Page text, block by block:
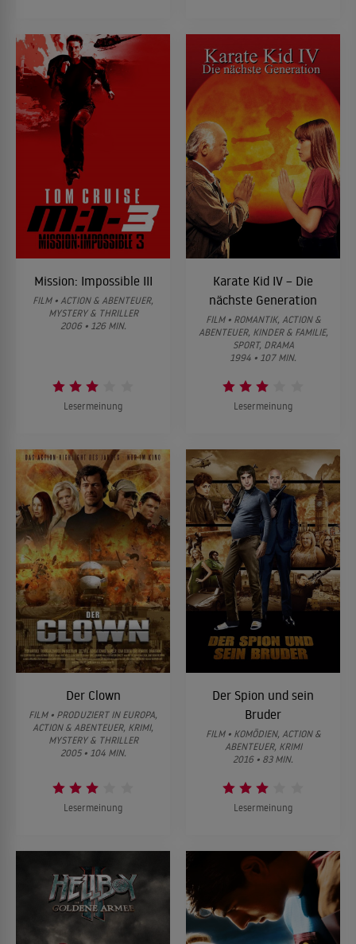
Mission: Impossible III
FILM • ACTION & ABENTEUER,
MYSTERY & THRILLER
2006 • 126 MIN.
Lesermeinung
Karate Kid IV – Die
nächste Generation
FILM • ROMANTIK, ACTION &
ABENTEUER, KINDER & FAMILIE,
SPORT, DRAMA
1994 • 107 MIN.
Lesermeinung
Der Clown
FILM • PRODUZIERT IN EUROPA,
ACTION & ABENTEUER, KRIMI,
MYSTERY & THRILLER
2005 • 104 MIN.
Lesermeinung
Der Spion und sein
Bruder
FILM • KOMÖDIEN, ACTION &
ABENTEUER, KRIMI
2016 • 83 MIN.
Lesermeinung